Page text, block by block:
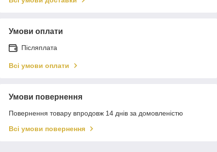
Умови оплати
Післяплата
Всі умови оплати
Умови повернення
Повернення товару впродовж 14 днів за домовленістю
Всі умови повернення